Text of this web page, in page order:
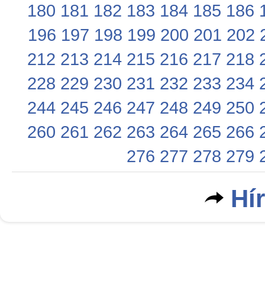
180 181 182 183 184 185 186
196 197 198 199 200 201 202
212 213 214 215 216 217 218
228 229 230 231 232 233 234
244 245 246 247 248 249 250
260 261 262 263 264 265 266
276 277 278 279